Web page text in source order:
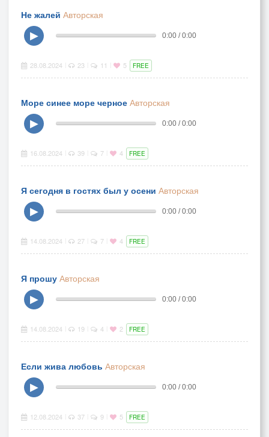
Не жалей Авторская
▶
0:00 / 0:00
28.08.2024 23 11 5 FREE
Море синее море черное Авторская
▶
0:00 / 0:00
16.08.2024 39 7 4 FREE
Я сегодня в гостях был у осени Авторская
▶
0:00 / 0:00
14.08.2024 27 7 4 FREE
Я прошу Авторская
▶
0:00 / 0:00
14.08.2024 19 4 2 FREE
Если жива любовь Авторская
▶
0:00 / 0:00
12.08.2024 37 9 5 FREE